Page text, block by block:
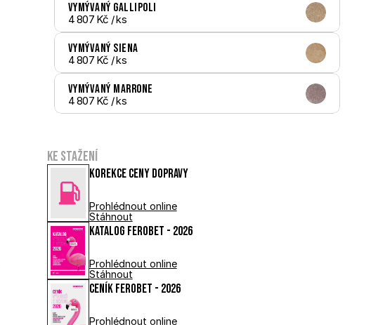
Vymývaný Gallipoli
4 807 Kč / ks
Vymývaný Siena
4 807 Kč / ks
Vymývaný Marrone
4 807 Kč / ks
Ke stažení
Korekce ceny dopravy
Prohlédnout online
Stáhnout
Katalog FEROBET - 2026
Prohlédnout online
Stáhnout
Ceník FEROBET - 2026
Prohlédnout online